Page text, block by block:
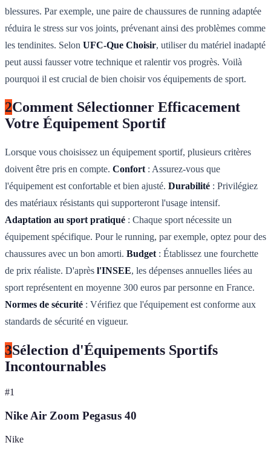
blessures. Par exemple, une paire de chaussures de running adaptée
réduira le stress sur vos joints, prévenant ainsi des problèmes comme
les tendinites. Selon UFC-Que Choisir, utiliser du matériel inadapté
peut aussi fausser votre technique et ralentir vos progrès. Voilà
pourquoi il est crucial de bien choisir vos équipements de sport.
2Comment Sélectionner Efficacement
Votre Équipement Sportif
Lorsque vous choisissez un équipement sportif, plusieurs critères
doivent être pris en compte. Confort : Assurez-vous que
l'équipement est confortable et bien ajusté. Durabilité : Privilégiez
des matériaux résistants qui supporteront l'usage intensif.
Adaptation au sport pratiqué : Chaque sport nécessite un
équipement spécifique. Pour le running, par exemple, optez pour des
chaussures avec un bon amorti. Budget : Établissez une fourchette
de prix réaliste. D'après l'INSEE, les dépenses annuelles liées au
sport représentent en moyenne 300 euros par personne en France.
Normes de sécurité : Vérifiez que l'équipement est conforme aux
standards de sécurité en vigueur.
3Sélection d'Équipements Sportifs
Incontournables
#1
Nike Air Zoom Pegasus 40
Nike